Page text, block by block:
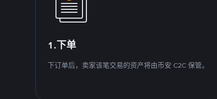
1.下单
下订单后，卖家该笔交易的资产将由币安 C2C 保管。